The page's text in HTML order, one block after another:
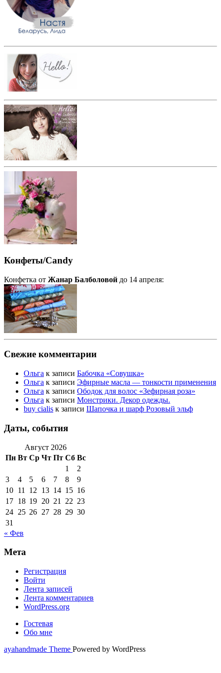
Конфеты/Candy
Конфетка от Жанар Балболовой до 14 апреля:
Свежие комментарии
Ольга к записи Бабочка «Совушка»
Ольга к записи Эфирные масла — тонкости применения
Ольга к записи Ободок для волос «Зефирная роза»
Ольга к записи Монстрики. Декор одежды.
buy cialis к записи Шапочка и шарф Розовый эльф
Даты, события
Август 2026
Пн Вт Ср Чт Пт Сб Вс
1
2
3
4 5 6 7 8
9
10 11 12 13 14 15 16
17 18 19 20 21 22 23
24 25 26 27 28 29 30
31
« Фев
Мета
Регистрация
Войти
Лента записей
Лента комментариев
WordPress.org
Гостевая
Обо мне
ayahandmade Theme Powered by WordPress